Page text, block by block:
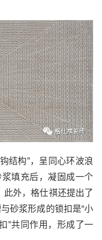
结构”，呈同心环波浪
填充后，凝固成一个
此外，格仕祺还提出了
砂浆形成的锁扣是“小
”共同作用，形成了一